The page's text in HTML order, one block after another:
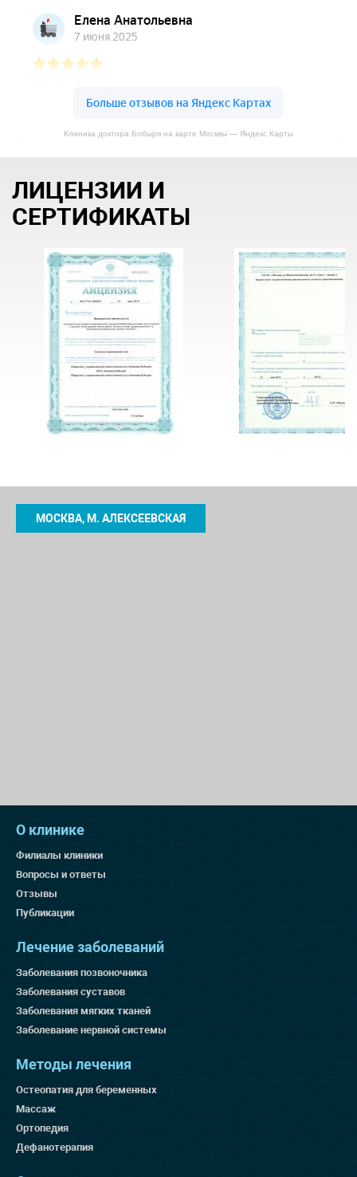
Клиника доктора Бобыря на карте Москвы — Яндекс Карты
ЛИЦЕНЗИИ И
СЕРТИФИКАТЫ
МОСКВА, М. АЛЕКСЕЕВСКАЯ
О клинике
Филиалы клиники
Вопросы и ответы
Отзывы
Публикации
Лечение заболеваний
Заболевания позвоночника
Заболевания суставов
Заболевания мягких тканей
Заболевание нервной системы
Методы лечения
Остеопатия для беременных
Массаж
Ортопедия
Дефанотерапия